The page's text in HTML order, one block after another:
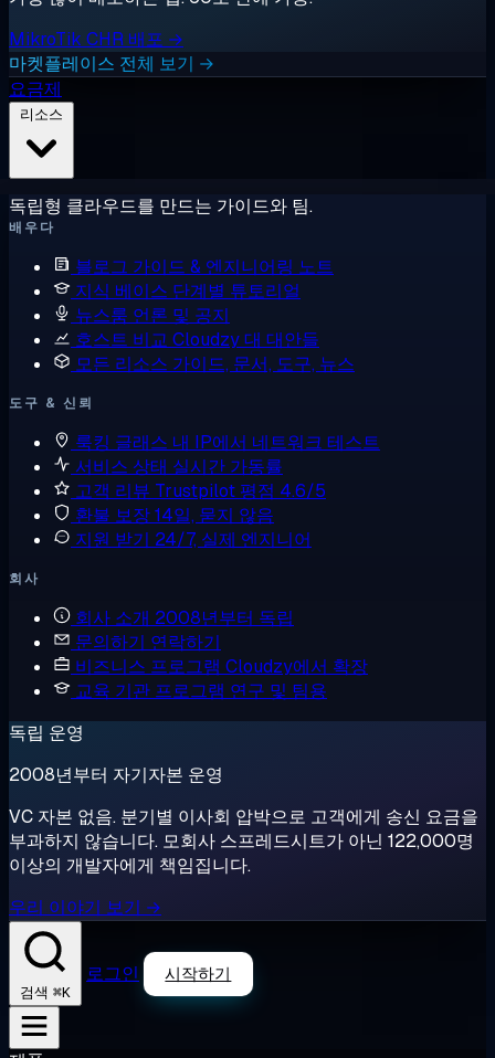
MikroTik CHR 배포 →
마켓플레이스 전체 보기 →
요금제
독립형 클라우드를 만드는 가이드와 팀.
배우다
블로그 가이드 & 엔지니어링 노트
지식 베이스 단계별 튜토리얼
뉴스룸 언론 및 공지
호스트 비교 Cloudzy 대 대안들
모든 리소스 가이드, 문서, 도구, 뉴스
도구 & 신뢰
룩킹 글래스 내 IP에서 네트워크 테스트
서비스 상태 실시간 가동률
고객 리뷰 Trustpilot 평점 4.6/5
환불 보장14일, 묻지 않음
지원 받기 24/7, 실제 엔지니어
회사
회사 소개 2008년부터 독립
문의하기 연락하기
비즈니스 프로그램 Cloudzy에서 확장
교육 기관 프로그램 연구 및 팀용
독립 운영
2008년부터 자기자본 운영
VC 자본 없음. 분기별 이사회 압박으로 고객에게 송신 요금을
부과하지 않습니다. 모회사 스프레드시트가 아닌 122,000명
이상의 개발자에게 책임집니다.
우리 이야기 보기 →
검색 ⌘K
로그인 시작하기